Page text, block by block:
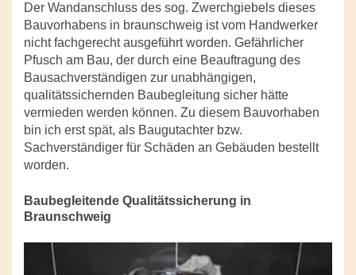
Der Wandanschluss des sog. Zwerchgiebels dieses
Bauvorhabens in braunschweig ist vom Handwerker
nicht fachgerecht ausgeführt worden. Gefährlicher
Pfusch am Bau, der durch eine Beauftragung des
Bausachverständigen zur unabhängigen,
qualitätssichernden Baubegleitung sicher hätte
vermieden werden können. Zu diesem Bauvorhaben
bin ich erst spät, als Baugutachter bzw.
Sachverständiger für Schäden an Gebäuden bestellt
worden.
Baubegleitende Qualitätssicherung in
Braunschweig